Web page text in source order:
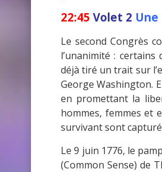
22:45 Volet 2 Une
Le second Congrès
l’unanimité :
déjà tiré un trait sur
George Washington.
en promettant la
hommes, femmes et
survivant sont
Le 9 juin 1776, le
(Common Sense) de